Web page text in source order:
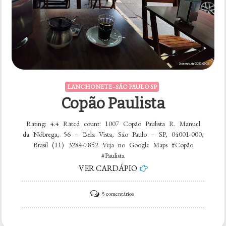
LANCHONETE - SÃO PAULO SP
Copão Paulista
Rating: 4.4 Rated count: 1007 Copão Paulista R. Manuel
da Nóbrega, 56 – Bela Vista, São Paulo – SP, 04001-000,
Brasil (11) 3284-7852 Veja no Google Maps #Copão
#Paulista
VER CARDÁPIO
5 comentáriosem
Copão